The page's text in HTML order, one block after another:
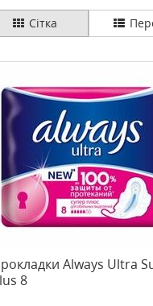
Tonalin (кон'югована
кислота) 1000 мг 90
Купити
Сітка
Always Ultra
8